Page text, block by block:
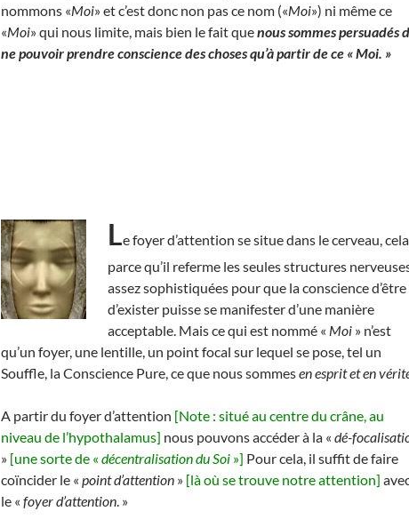
nommons «Moi» et c’est donc non pas ce nom («Moi») ni même ce
«Moi» qui nous limite, mais bien le fait quenous sommes persuadés
ne pouvoir prendre conscience des choses qu’à partir de ce « Moi. »
Le foyer d’attention se situe dans le cerveau, cela
parce qu’il referme les seules structures
assez sophistiquées pour que la conscience
d’exister puisse se manifester d’une manière
acceptable. Mais ce qui est nommé « Moi » n’est
qu’un foyer, une lentille, un point focal sur lequel se pose, tel un
Souffle, la Conscience Pure, ce que nous sommesen esprit et en
A partir du foyer d’attention [Note : situé au centre du crâne, au
niveau de l’hypothalamus] nous pouvons accéder à la « dé-
» [une sorte de « décentralisation du Soi »] Pour cela, il suffit de faire
coïncider le « point d’attention » [là où se trouve notre attention]
le « foyer d’attention. »